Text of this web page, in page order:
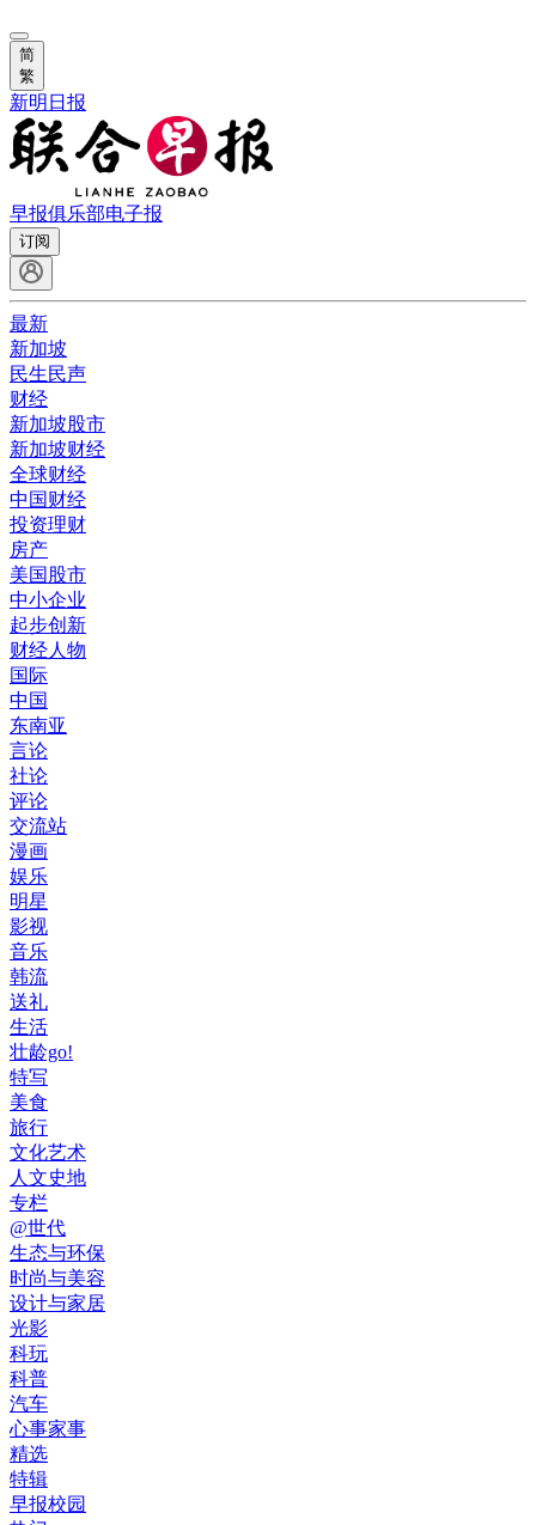
简
繁
新明日报
早报俱乐部电子报
订阅
最新
新加坡
民生民声
财经
新加坡股市
新加坡财经
全球财经
中国财经
投资理财
房产
美国股市
中小企业
起步创新
财经人物
国际
中国
东南亚
言论
社论
评论
交流站
漫画
娱乐
明星
影视
音乐
韩流
送礼
生活
壮龄go!
特写
美食
旅行
文化艺术
人文史地
专栏
@世代
生态与环保
时尚与美容
设计与家居
光影
科玩
科普
汽车
心事家事
精选
特辑
早报校园